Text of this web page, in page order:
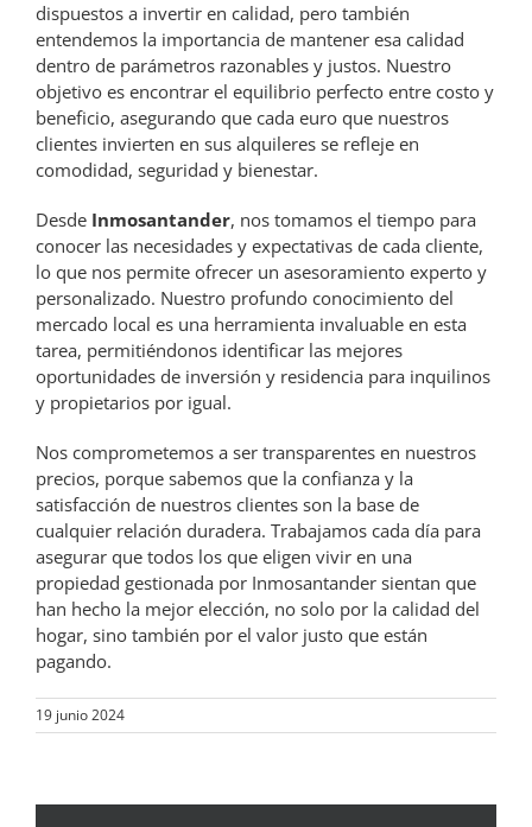
dispuestos a invertir en calidad, pero también
entendemos la importancia de mantener esa calidad
dentro de parámetros razonables y justos. Nuestro
objetivo es encontrar el equilibrio perfecto entre costo y
beneficio, asegurando que cada euro que nuestros
clientes invierten en sus alquileres se refleje en
comodidad, seguridad y bienestar.
Desde Inmosantander, nos tomamos el tiempo para
conocer las necesidades y expectativas de cada cliente,
lo que nos permite ofrecer un asesoramiento experto y
personalizado. Nuestro profundo conocimiento del
mercado local es una herramienta invaluable en esta
tarea, permitiéndonos identificar las mejores
oportunidades de inversión y residencia para inquilinos
y propietarios por igual.
Nos comprometemos a ser transparentes en nuestros
precios, porque sabemos que la confianza y la
satisfacción de nuestros clientes son la base de
cualquier relación duradera. Trabajamos cada día para
asegurar que todos los que eligen vivir en una
propiedad gestionada por Inmosantander sientan que
han hecho la mejor elección, no solo por la calidad del
hogar, sino también por el valor justo que están
pagando.
19 junio 2024